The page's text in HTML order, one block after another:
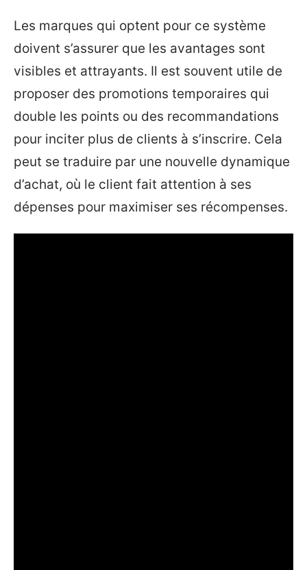
Les marques qui optent pour ce système
doivent s’assurer que les avantages sont
visibles et attrayants. Il est souvent utile de
proposer des promotions temporaires qui
double les points ou des recommandations
pour inciter plus de clients à s’inscrire. Cela
peut se traduire par une nouvelle dynamique
d’achat, où le client fait attention à ses
dépenses pour maximiser ses récompenses.